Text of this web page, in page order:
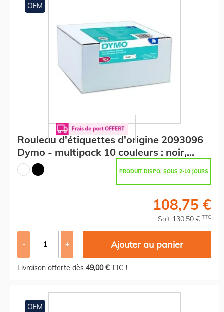
OEM
Rouleau d'étiquettes d'origine 2093096
Dymo - multipack 10 couleurs : noir,
blanc
PRODUIT DISPO. SOUS 2-10 JOURS
108,75 €
Soit 130,50 € TTC
- + Ajouter au panier
Livraison offerte dès 49,00 €TTC !
OEM